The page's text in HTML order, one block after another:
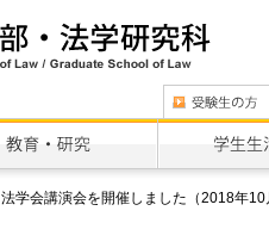
法学会講演会を開催しました（2018年10